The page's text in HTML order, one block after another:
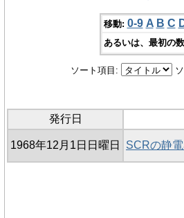
移動: 0-9 A B C
あるいは、最初の
ソート項目:
発行日
1968年12月1日日曜日 SCRの静